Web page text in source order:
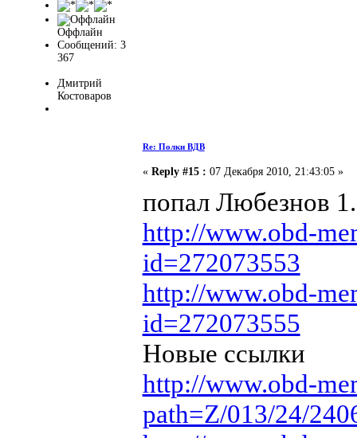
Оффлайн
Сообщений: 3
367
Дмитрий
Костоваров
Re: Полки ВДВ
« Reply #15 : 07 Декабря 2010, 21:43:05 »
попал Любезнов
http://www.obd-
id=272073553
http://www.obd-
id=272073555
Новые ссылки
http://www.obd-
path=Z/013/24/